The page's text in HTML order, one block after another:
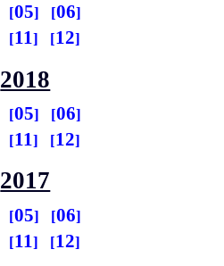
05
06
11 12
2018
05
06
11 12
2017
05
06
11 12